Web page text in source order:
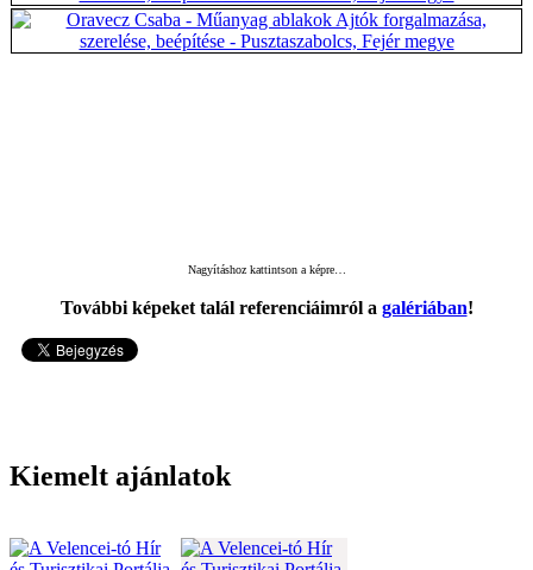
Nagyításhoz kattintson a képre…
További képeket talál referenciáimról a galériában!
Kiemelt ajánlatok